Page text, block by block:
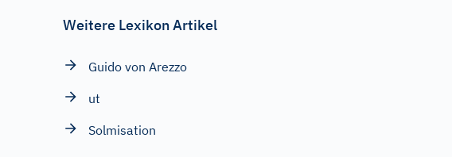
Weitere Lexikon Artikel
Guido von Arezzo
ut
Solmisation